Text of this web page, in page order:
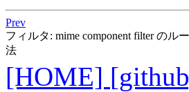
Prev
フィルタ: mime component filter のル
法
[HOME]